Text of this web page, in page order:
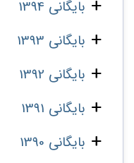
بایگانی 1394
بایگانی 1393
بایگانی 1392
بایگانی 1391
بایگانی 1390